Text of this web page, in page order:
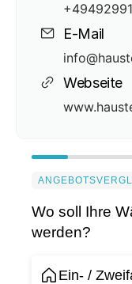
E-Mail
Webseite
Wo soll Ihre
werden?
Ein- /